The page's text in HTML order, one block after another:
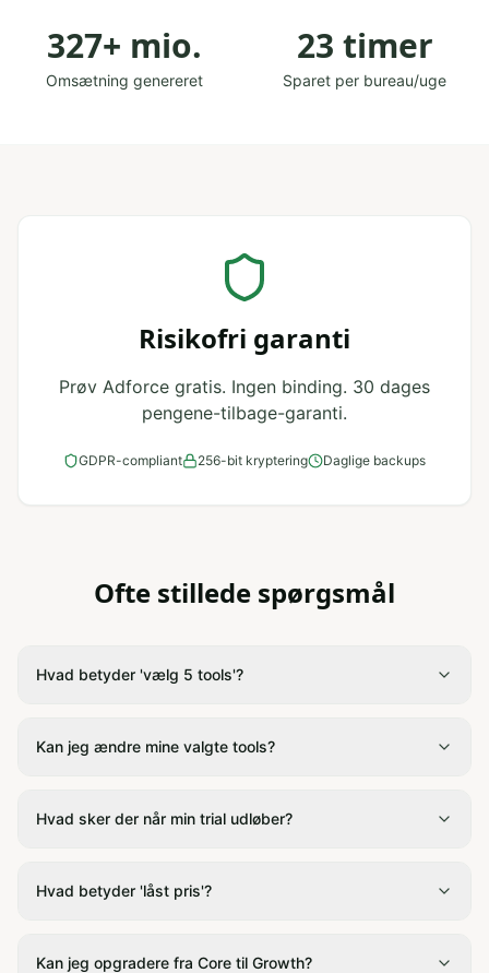
327+ mio.
Omsætning genereret
23 timer
Sparet per bureau/uge
Risikofri garanti
Prøv Adforce gratis. Ingen binding. 30 dages
pengene-tilbage-garanti.
GDPR-compliant 256-bit kryptering Daglige backups
Ofte stillede spørgsmål
Hvad betyder 'vælg 5 tools'?
Kan jeg ændre mine valgte tools?
Hvad sker der når min trial udløber?
Hvad betyder 'låst pris'?
Kan jeg opgradere fra Core til Growth?